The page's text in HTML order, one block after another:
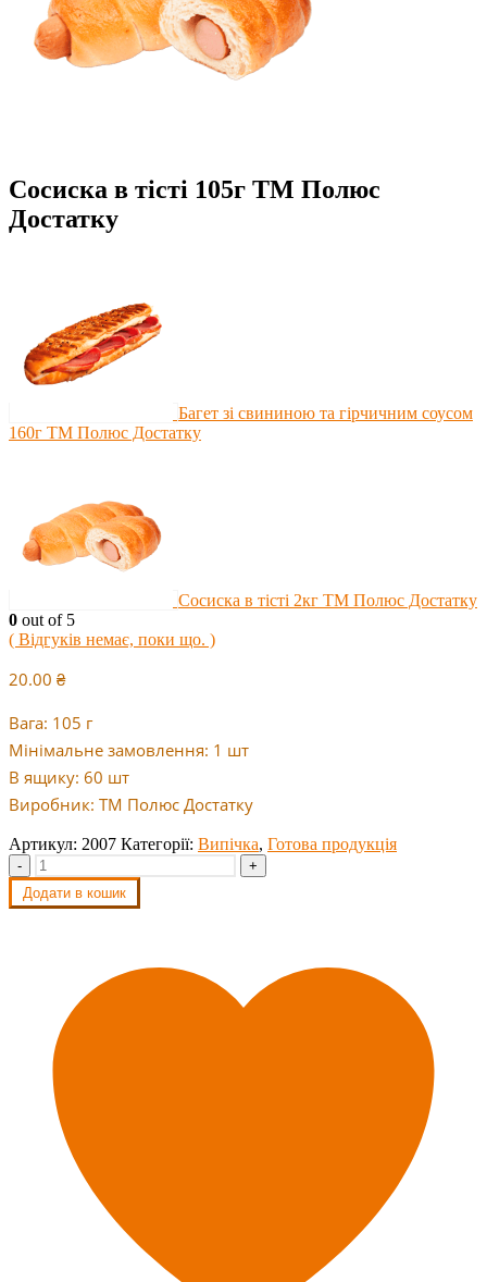
Сосиска в тісті 105г ТМ Полюс
Достатку
Багет зі свининою та гірчичним соусом
160г ТМ Полюс Достатку
Сосиска в тісті 2кг ТМ Полюс Достатку
0 out of 5
( Відгуків немає, поки що. )
20.00 ₴
Вага: 105 г
Мінімальне замовлення: 1 шт
В ящику: 60 шт
Виробник: ТМ Полюс Достатку
Артикул: 2007 Категорії: Випічка, Готова продукція
-
+
Додати в кошик